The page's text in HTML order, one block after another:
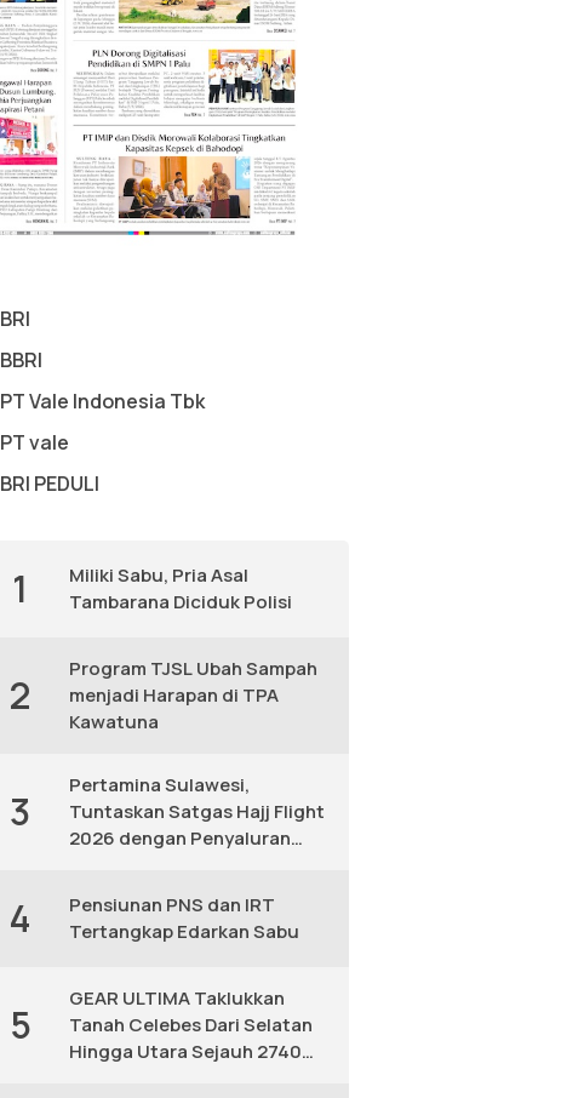
BRI
BBRI
PT Vale Indonesia Tbk
PT vale
BRI PEDULI
1
Miliki Sabu, Pria Asal
Tambarana Diciduk Polisi
2
Program TJSL Ubah Sampah
menjadi Harapan di TPA
Kawatuna
3
Pertamina Sulawesi,
Tuntaskan Satgas Hajj Flight
2026 dengan Penyaluran
4
Pensiunan PNS dan IRT
Tertangkap Edarkan Sabu
5
GEAR ULTIMA Taklukkan
Tanah Celebes Dari Selatan
Hingga Utara Sejauh 2740